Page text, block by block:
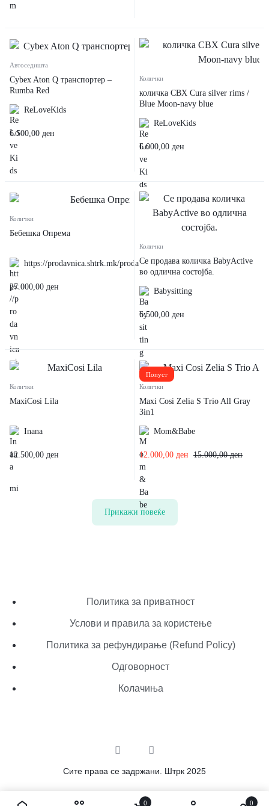
Автоседишта
Cybex Aton Q транспортер –
Rumba Red
ReLoveKids
6.500,00 ден
Колички
количка CBX Cura silver rims /
Blue Moon-navy blue
ReLoveKids
6.000,00 ден
Колички
Бебешка Опрема
https://prodavnica.shtrk.mk/prodavnica/Emi
27.000,00 ден
Колички
Се продава количка BabyActive
во одлична состојба.
Babysitting
6.500,00 ден
Колички
MaxiCosi Lila
Inana
12.500,00 ден
Попуст
Колички
Maxi Cosi Zelia S Trio All Gray
3in1
Mom&Babe
15.000,00ден
12.000,00 ден
Прикажи повеќе
Политика за приватност
Услови и правила за користење
Политика за рефундирање (Refund Policy)
Одговорност
Колачиња
Сите права се задржани. Штрк 2025
0 0